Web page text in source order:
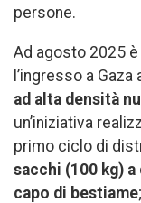
persone.
Ad agosto 2025
l’ingresso a Gaza
ad alta densità
un’iniziativa
primo ciclo di
sacchi (100 kg)
capo di bestiame